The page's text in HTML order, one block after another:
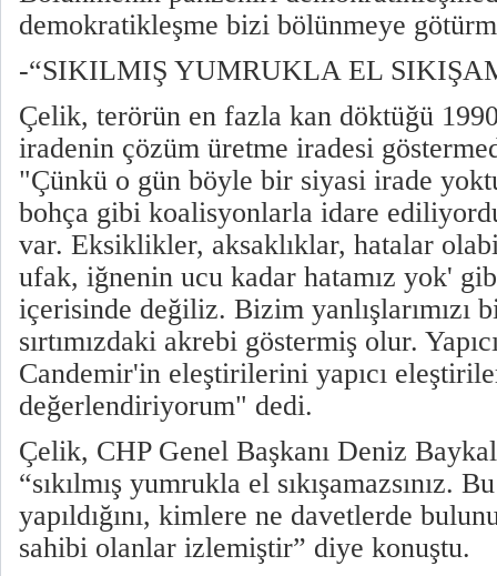
demokratikleşme bizi bölünmeye
-“SIKILMIŞ YUMRUKLA EL
Çelik, terörün en fazla kan döktüğü
iradenin çözüm üretme iradesi
"Çünkü o gün böyle bir siyasi irade
bohça gibi koalisyonlarla idare
var. Eksiklikler, aksaklıklar, hatalar
ufak, iğnenin ucu kadar hatamız yok'
içerisinde değiliz. Bizim yanlışlarımızı
sırtımızdaki akrebi göstermiş olur.
Candemir'in eleştirilerini yapıcı
değerlendiriyorum" dedi.
Çelik, CHP Genel Başkanı Deniz
“sıkılmış yumrukla el sıkışamazsınız.
yapıldığını, kimlere ne davetlerde
sahibi olanlar izlemiştir” diye konuştu.